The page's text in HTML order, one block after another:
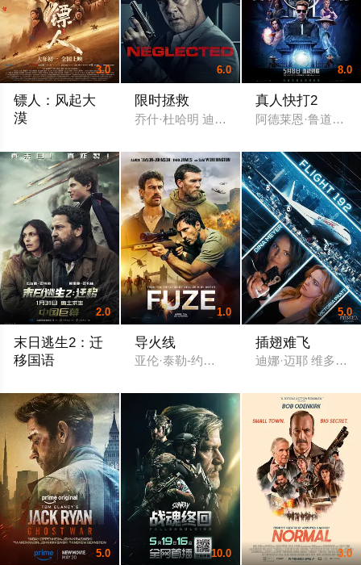
3.0
镖人：风起大
漠
6.0
限时拯救
乔什·杜哈明 迪伦·斯普罗斯 蒂尔·施威格
8.0
真人快打2
阿德莱恩·鲁道夫
2.0
末日逃生2：迁
移国语
1.0
导火线
亚伦·泰勒-约翰逊 西奥·詹姆斯 萨姆·沃辛
5.0
插翅难飞
迪娜·迈耶 维多利
5.0 10.0 3.0